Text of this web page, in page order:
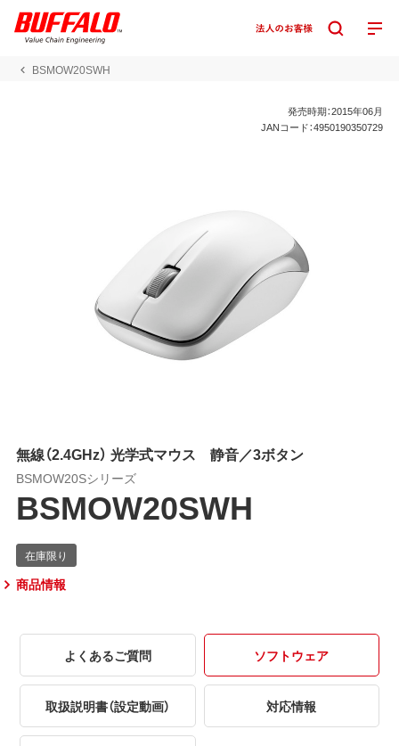
BSMOW20SWH
発売時期：2015年06月
JANコード：4950190350729
無線（2.4GHz） 光学式マウス 静音／3ボタン
BSMOW20Sシリーズ
BSMOW20SWH
商品情報
よくあるご質問 ソフトウェア
取扱説明書（設定動画） 対応情報